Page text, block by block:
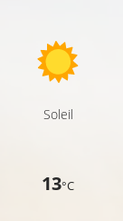
Soleil
13°C